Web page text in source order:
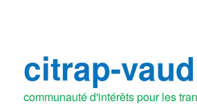
citrap-
communauté d'intérêts pour les